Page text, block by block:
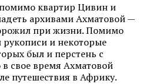
квартир Цивин и
архивами Ахматовой —
при жизни. Помимо
и некоторые
был и перстень с
свое время Ахматовой
путешествия в Африку.